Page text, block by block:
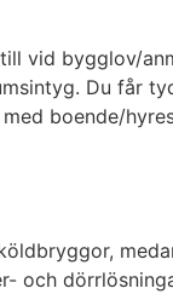
vid bygglov/
Du får
boende/
och